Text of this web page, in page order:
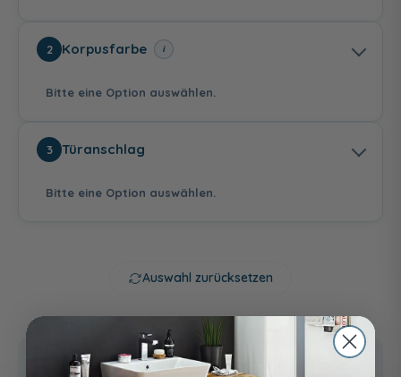
Stahl dunkel matt -
melaminharzbeschichtete
Betonoptik -
melaminharzbeschichtete
Halifax Eiche -
melaminharzbeschichtete
Front
Cuneo Eiche
Dunkel - folierte
2 Korpusfarbe i
Bitte eine Option auswählen.
3 Türanschlag
Bitte eine Option auswählen.
Rechts
Auswahl zurücksetzen
Brauchen Sie Hilfe bei der Konfiguration?